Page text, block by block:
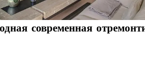
современная